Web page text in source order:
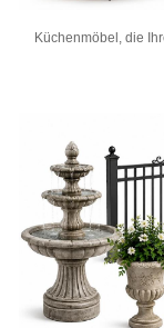
Küchenmöbel, die